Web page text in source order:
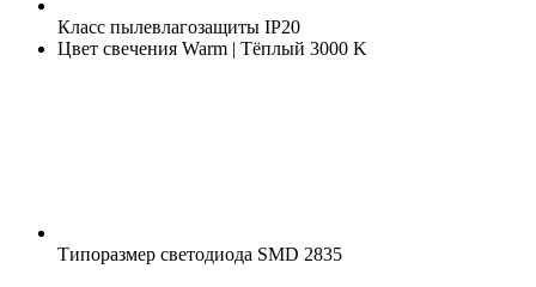
Класс пылевлагозащиты IP20
Цвет свечения Warm | Тёплый 3000 K
Типоразмер светодиода SMD 2835